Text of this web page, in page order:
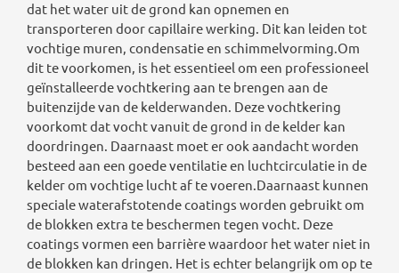
dat het water uit de grond kan opnemen en
transporteren door capillaire werking. Dit kan leiden tot
vochtige muren, condensatie en schimmelvorming.Om
dit te voorkomen, is het essentieel om een professioneel
geïnstalleerde vochtkering aan te brengen aan de
buitenzijde van de kelderwanden. Deze vochtkering
voorkomt dat vocht vanuit de grond in de kelder kan
doordringen. Daarnaast moet er ook aandacht worden
besteed aan een goede ventilatie en luchtcirculatie in de
kelder om vochtige lucht af te voeren.Daarnaast kunnen
speciale waterafstotende coatings worden gebruikt om
de blokken extra te beschermen tegen vocht. Deze
coatings vormen een barrière waardoor het water niet in
de blokken kan dringen. Het is echter belangrijk om op te